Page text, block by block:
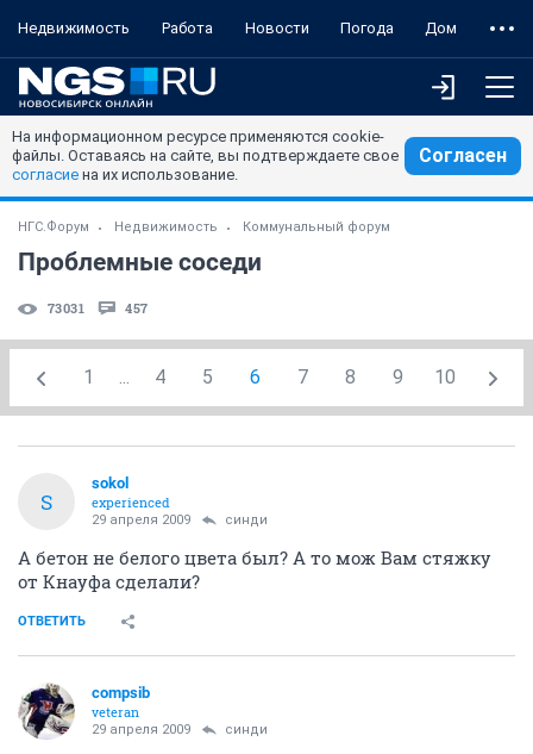
Недвижимость Работа Новости Погода Дом
На информационном ресурсе применяются cookie-
файлы. Оставаясь на сайте, вы подтверждаете свое
согласие на их использование.
Согласен
НГС.Форум Недвижимость Коммунальный форум
Проблемные соседи
73031 457
1 ... 4 5 6 7 8 9 10
S
sokol
experienced
29 апреля 2009 синди
А бетон не белого цвета был? А то мож Вам стяжку
от Кнауфа сделали?
ОТВЕТИТЬ
compsib
veteran
29 апреля 2009 синди